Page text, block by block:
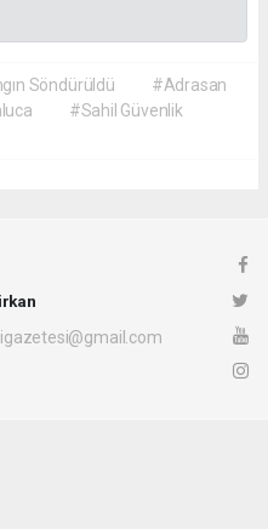
Söndürüldü
#Adrasan
#Sahil Güvenlik